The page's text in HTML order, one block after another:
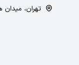
تهران، میدان